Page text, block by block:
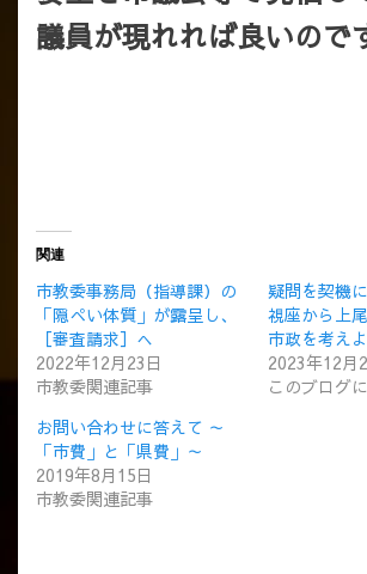
議員が現れれば良いので
関連
市教委事務局（指導課）の
「隠ぺい体質」が露呈し、
［審査請求］へ
2022年12月23日
市教委関連記事
疑問を契機
視座から上
市政を考え
2023年12月
このブログ
お問い合わせに答えて ～
「市費」と「県費」～
2019年8月15日
市教委関連記事